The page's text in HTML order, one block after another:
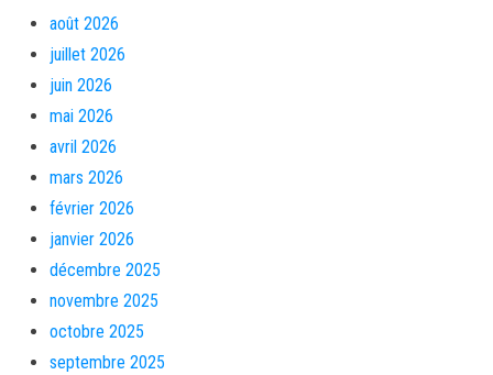
août 2026
juillet 2026
juin 2026
mai 2026
avril 2026
mars 2026
février 2026
janvier 2026
décembre 2025
novembre 2025
octobre 2025
septembre 2025